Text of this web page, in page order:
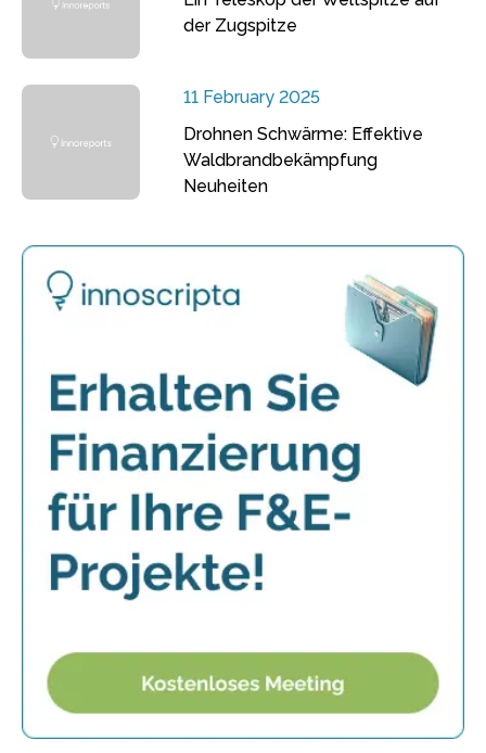
der Zugspitze
11 February 2025
Drohnen Schwärme: Effektive
Waldbrandbekämpfung
Neuheiten